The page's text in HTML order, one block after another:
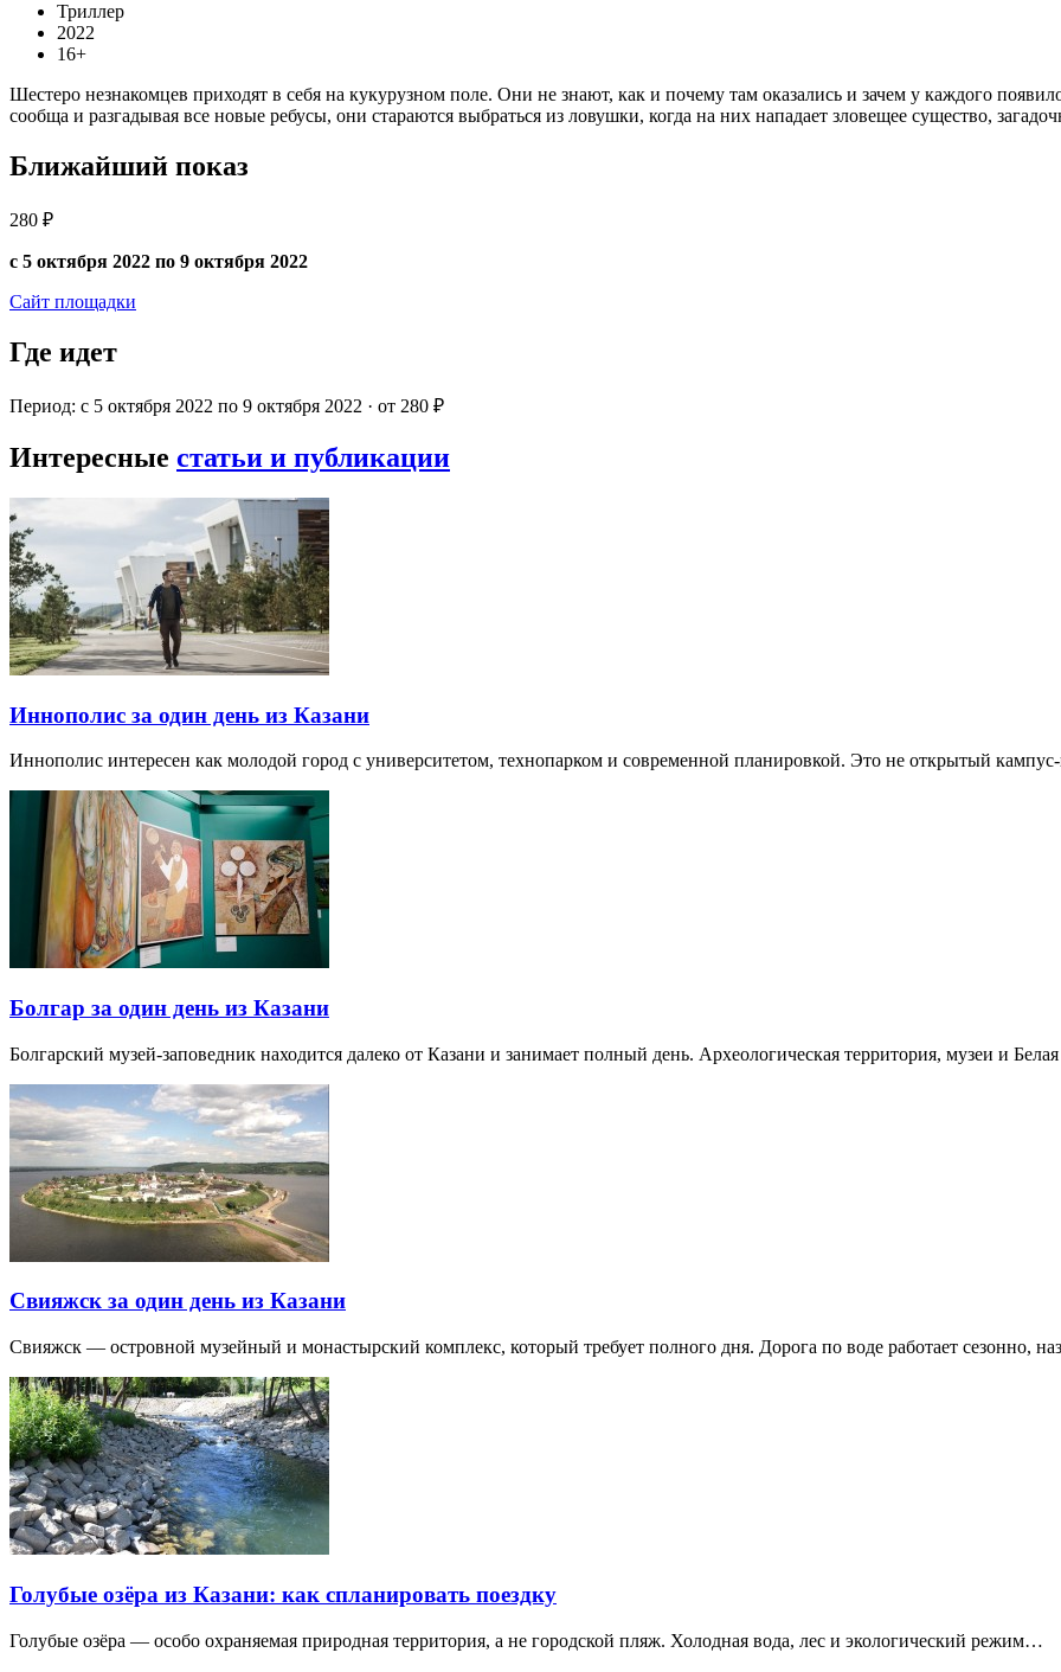
Триллер
2022
16+
Шестеро незнакомцев приходят в себя на кукурузном поле. Они не знают, как и почему там оказались и зачем у каждого
сообща и разгадывая все новые ребусы, они стараются выбраться из ловушки, когда на них нападает зловещее существо,
Ближайший показ
280 ₽
с 5 октября 2022 по 9 октября 2022
Сайт площадки
Где идет
Период: с 5 октября 2022 по 9 октября 2022 · от 280 ₽
Интересные статьи и публикации
Иннополис за один день из Казани
Иннополис интересен как молодой город с университетом, технопарком и современной планировкой. Это не открытый
Болгар за один день из Казани
Болгарский музей-заповедник находится далеко от Казани и занимает полный день. Археологическая территория, музеи и
Свияжск за один день из Казани
Свияжск — островной музейный и монастырский комплекс, который требует полного дня. Дорога по воде работает сезонно,
Голубые озёра из Казани: как спланировать поездку
Голубые озёра — особо охраняемая природная территория, а не городской пляж. Холодная вода, лес и экологический режим…